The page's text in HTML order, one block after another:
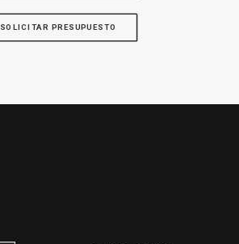
SOLICITAR PRESUPUESTO